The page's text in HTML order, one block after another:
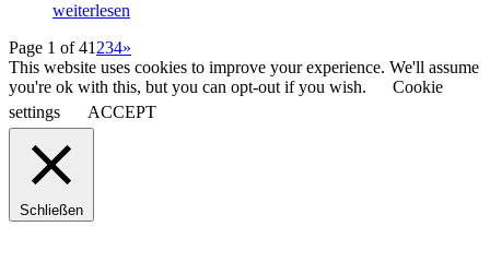
weiterlesen
Page 1 of 41 234»
This website uses cookies to improve your experience. We'll assume
you're ok with this, but you can opt-out if you wish.
Cookie
settings
ACCEPT
Schließen